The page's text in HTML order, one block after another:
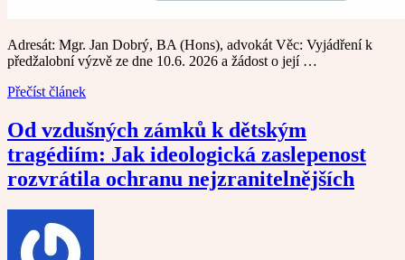
Adresát: Mgr. Jan Dobrý, BA (Hons), advokát Věc: Vyjádření k
předžalobní výzvě ze dne 10.6. 2026 a žádost o její …
Přečíst článek
Od vzdušných zámků k dětským
tragédiím: Jak ideologická zaslepenost
rozvrátila ochranu nejzranitelnějších